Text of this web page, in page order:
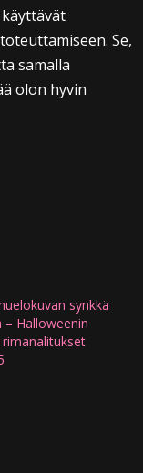
Se,
samalla
olon hyvin
synkkä
– Halloweenin